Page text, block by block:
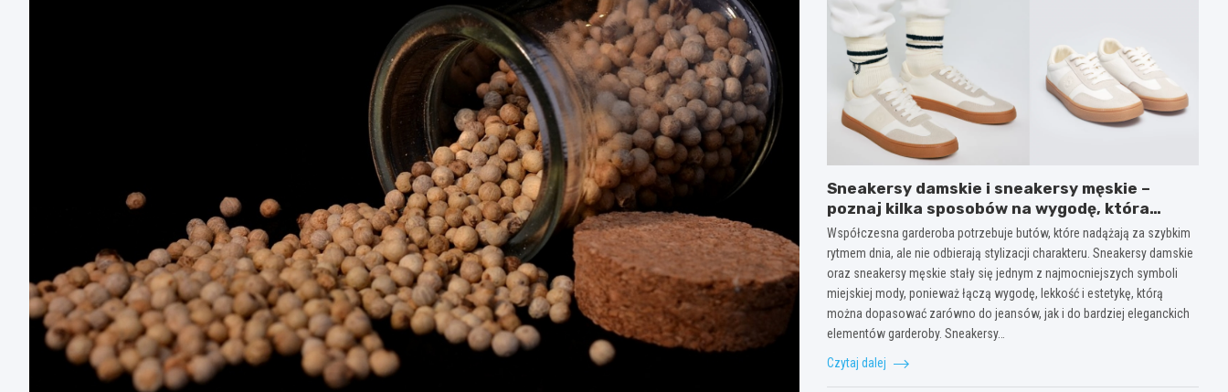
Sneakersy damskie i sneakersy męskie –
poznaj kilka sposobów na wygodę, która
wygląda modnie każdego dnia
Współczesna garderoba potrzebuje butów, które nadążają za szybkim
rytmem dnia, ale nie odbierają stylizacji charakteru. Sneakersy damskie
oraz sneakersy męskie stały się jednym z najmocniejszych symboli
miejskiej mody, ponieważ łączą wygodę, lekkość i estetykę, którą
można dopasować zarówno do jeansów, jak i do bardziej eleganckich
elementów garderoby. Sneakersy…
Czytaj dalej